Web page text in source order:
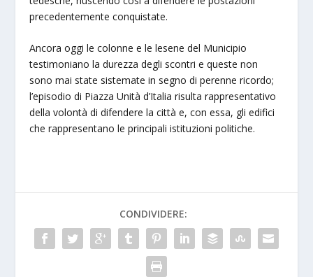
precedentemente conquistate.
Ancora oggi le colonne e le lesene del Municipio
testimoniano la durezza degli scontri e queste non
sono mai state sistemate in segno di perenne ricordo;
l’episodio di Piazza Unità d’Italia risulta rappresentativo
della volontà di difendere la città e, con essa, gli edifici
che rappresentano le principali istituzioni politiche.
CONDIVIDERE: